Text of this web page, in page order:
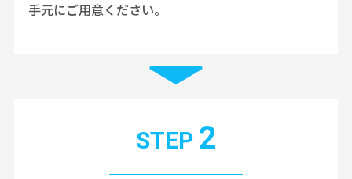
手元にご用意ください。
STEP 2